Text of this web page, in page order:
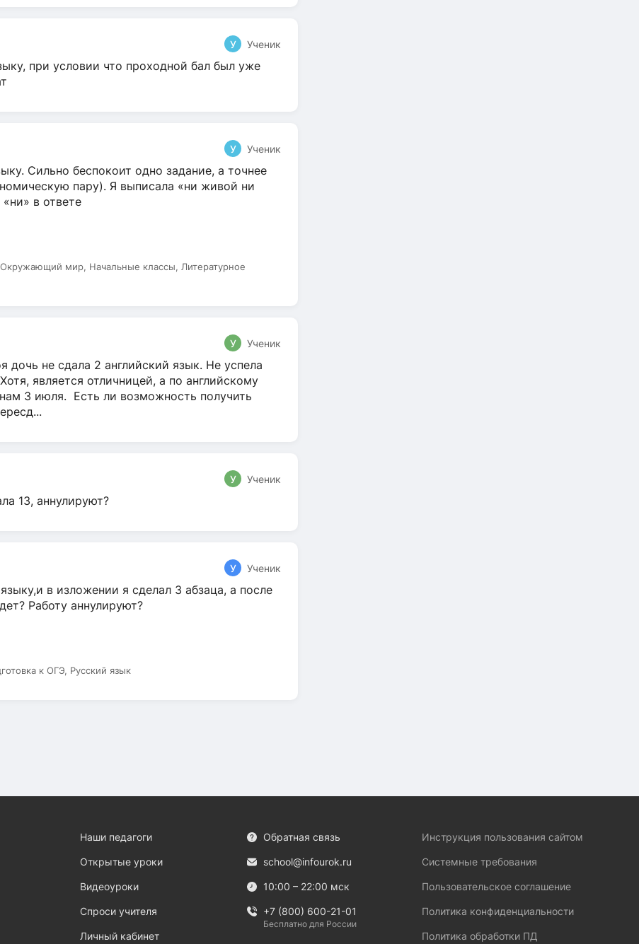
У Ученик
при условии что проходной бал был уже
У Ученик
Сильно беспокоит одно задание, а точнее
пару). Я выписала «ни живой ни
в ответе
мир, Начальные классы, Литературное
У Ученик
не сдала 2 английский язык. Не успела
является отличницей, а по английскому
3 июля. Есть ли возможность получить
У Ученик
13, аннулируют?
У Ученик
в изложении я сделал 3 абзаца, а после
Работу аннулируют?
к ОГЭ, Русский язык
Наши педагоги
Открытые уроки
Видеоуроки
Спроси учителя
Личный кабинет
Обратная связь
school@infourok.ru
10:00 – 22:00 мск
+7 (800) 600-21-01
Бесплатно для России
Инструкция пользования сайтом
Системные требования
Пользовательское соглашение
Политика конфиденциальности
Политика обработки ПД